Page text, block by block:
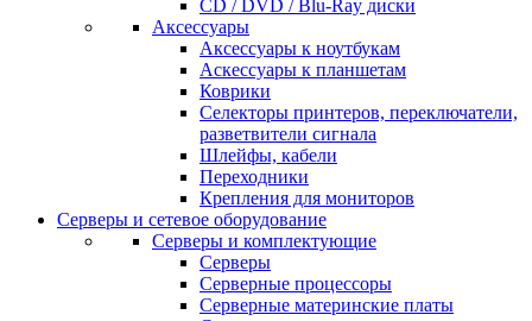
CD / DVD / Blu-Ray диски
Аксессуары
Аксессуары к ноутбукам
Аскессуары к планшетам
Коврики
Селекторы принтеров, переключатели,
разветвители сигнала
Шлейфы, кабели
Переходники
Крепления для мониторов
Серверы и сетевое оборудование
Серверы и комплектующие
Серверы
Серверные процессоры
Серверные материнские платы